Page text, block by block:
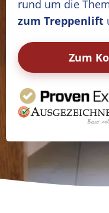
rund um die
zum Treppenlift
Zum